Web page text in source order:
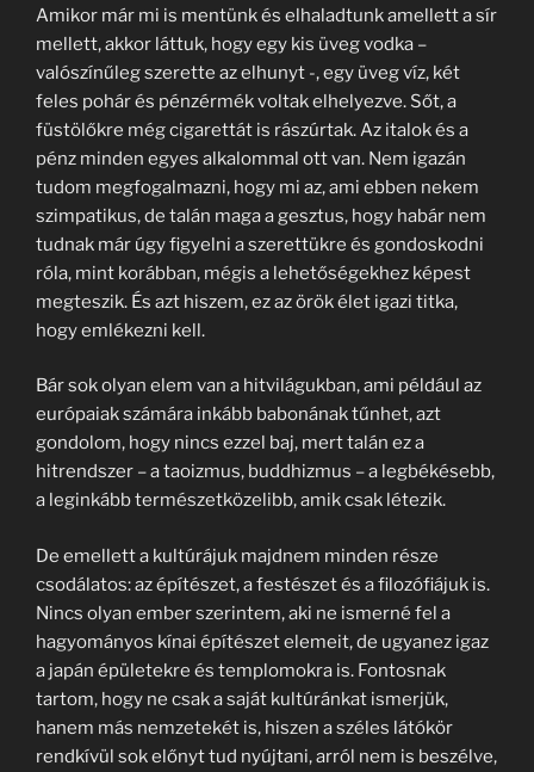
Amikor már mi is mentünk és elhaladtunk amellett a sír
mellett, akkor láttuk, hogy egy kis üveg vodka –
valószínűleg szerette az elhunyt -, egy üveg víz, két
feles pohár és pénzérmék voltak elhelyezve. Sőt, a
füstölőkre még cigarettát is rászúrtak. Az italok és a
pénz minden egyes alkalommal ott van. Nem igazán
tudom megfogalmazni, hogy mi az, ami ebben nekem
szimpatikus, de talán maga a gesztus, hogy habár nem
tudnak már úgy figyelni a szerettükre és gondoskodni
róla, mint korábban, mégis a lehetőségekhez képest
megteszik. És azt hiszem, ez az örök élet igazi titka,
hogy emlékezni kell.
Bár sok olyan elem van a hitvilágukban, ami például az
európaiak számára inkább babonának tűnhet, azt
gondolom, hogy nincs ezzel baj, mert talán ez a
hitrendszer – a taoizmus, buddhizmus – a legbékésebb,
a leginkább természetközelibb, amik csak létezik.
De emellett a kultúrájuk majdnem minden része
csodálatos: az építészet, a festészet és a filozófiájuk is.
Nincs olyan ember szerintem, aki ne ismerné fel a
hagyományos kínai építészet elemeit, de ugyanez igaz
a japán épületekre és templomokra is. Fontosnak
tartom, hogy ne csak a saját kultúránkat ismerjük,
hanem más nemzetekét is, hiszen a széles látókör
rendkívül sok előnyt tud nyújtani, arról nem is beszélve,